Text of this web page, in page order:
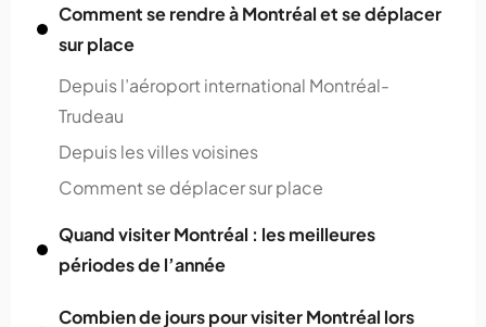
Comment se rendre à Montréal et se déplacer
sur place
Depuis l’aéroport international Montréal-
Trudeau
Depuis les villes voisines
Comment se déplacer sur place
Quand visiter Montréal : les meilleures
périodes de l’année
Combien de jours pour visiter Montréal lors